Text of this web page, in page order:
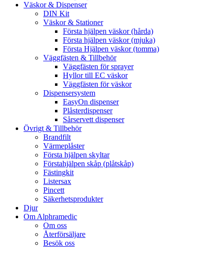
Väskor & Dispenser
DIN Kit
Väskor & Stationer
Första hjälpen väskor (hårda)
Första hjälpen väskor (mjuka)
Första Hjälpen väskor (tomma)
Väggfästen & Tillbehör
Väggfästen för sprayer
Hyllor till EC väskor
Väggfästen för väskor
Dispensersystem
EasyOn dispenser
Plåsterdispenser
Sårservett dispenser
Övrigt & Tillbehör
Brandfilt
Värmeplåster
Första hjälpen skyltar
Förstahjälpen skåp (plåtskåp)
Fästingkit
Listersax
Pincett
Säkerhetsprodukter
Djur
Om Alphramedic
Om oss
Återförsäljare
Besök oss